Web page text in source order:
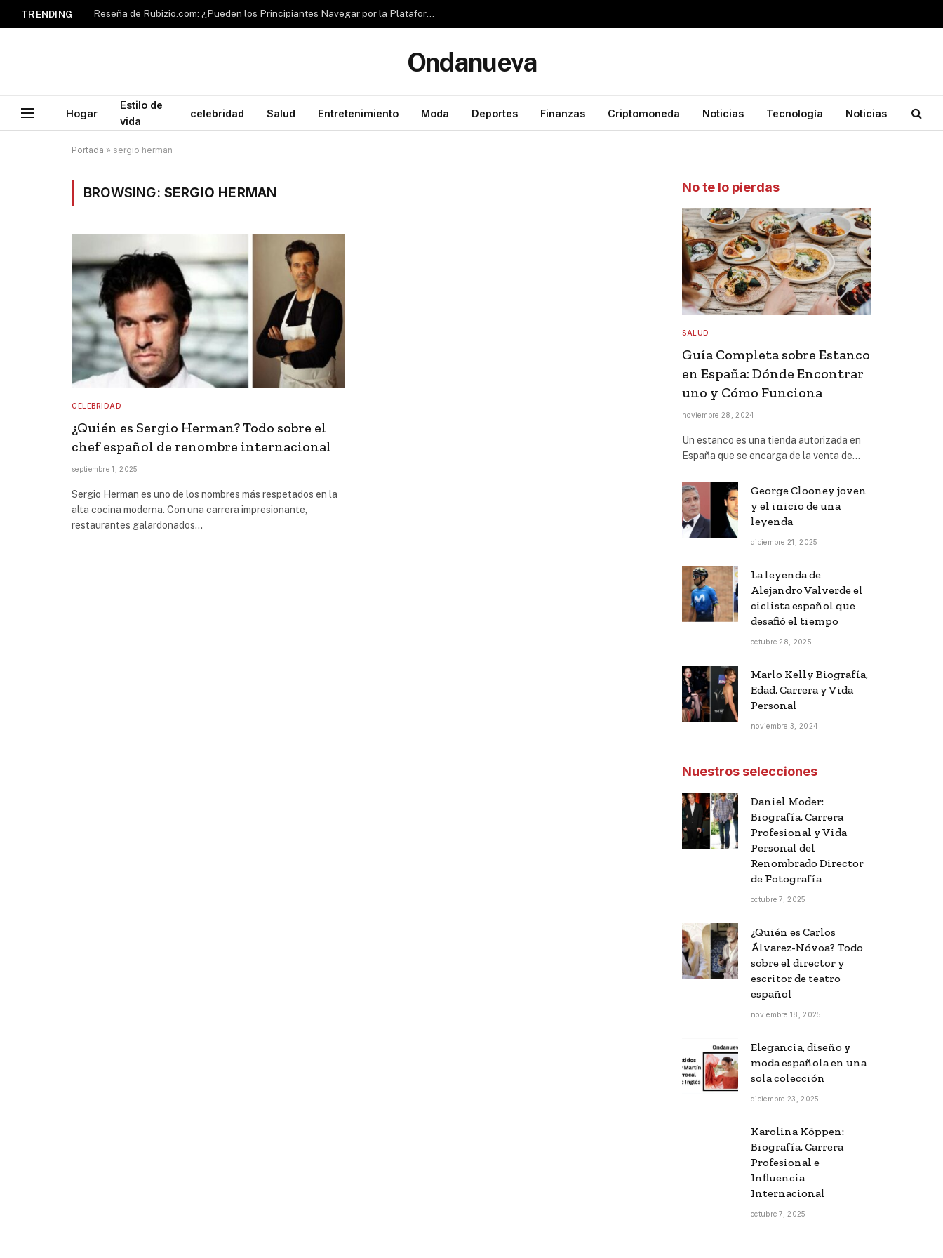
TRENDING Reseña de Rubizio.com: ¿Pueden los Principiantes Navegar por la Plataforma con Facilidad?
Ondanueva
Hogar
Estilo de
vida
celebridad Salud Entretenimiento Moda Deportes Finanzas Criptomoneda Noticias Tecnología Noticias
Portada » sergio herman
BROWSING: SERGIO HERMAN
CELEBRIDAD
¿Quién es Sergio Herman? Todo sobre el
chef español de renombre internacional
septiembre 1, 2025
Sergio Herman es uno de los nombres más respetados en la
alta cocina moderna. Con una carrera impresionante,
restaurantes galardonados…
No te lo pierdas
SALUD
Guía Completa sobre Estanco
en España: Dónde Encontrar
uno y Cómo Funciona
noviembre 28, 2024
Un estanco es una tienda autorizada en
España que se encarga de la venta de…
George Clooney joven
y el inicio de una
leyenda
diciembre 21, 2025
La leyenda de
Alejandro Valverde el
ciclista español que
desafió el tiempo
octubre 28, 2025
Marlo Kelly Biografía,
Edad, Carrera y Vida
Personal
noviembre 3, 2024
Nuestros selecciones
Daniel Moder:
Biografía, Carrera
Profesional y Vida
Personal del
Renombrado Director
de Fotografía
octubre 7, 2025
¿Quién es Carlos
Álvarez-Nóvoa? Todo
sobre el director y
escritor de teatro
español
noviembre 18, 2025
Elegancia, diseño y
moda española en una
sola colección
diciembre 23, 2025
Karolina Köppen:
Biografía, Carrera
Profesional e
Influencia
Internacional
octubre 7, 2025